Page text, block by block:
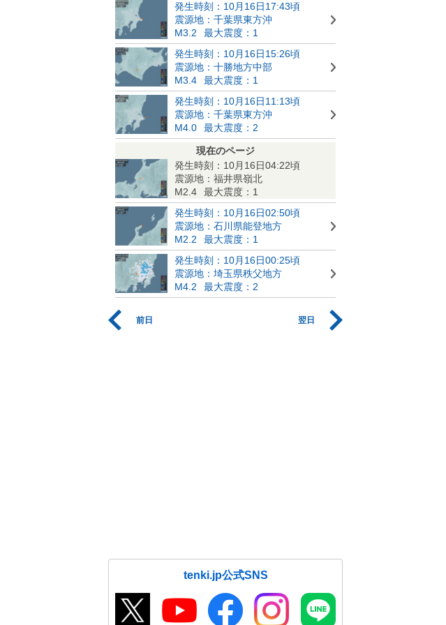
発生時刻：10月16日17:43頃
震源地：千葉県東方沖
M3.2
最大震度：1
発生時刻：10月16日15:26頃
震源地：十勝地方中部
M3.4
最大震度：1
発生時刻：10月16日11:13頃
震源地：千葉県東方沖
M4.0
最大震度：2
現在のページ
発生時刻：10月16日04:22頃
震源地：福井県嶺北
M2.4
最大震度：1
発生時刻：10月16日02:50頃
震源地：石川県能登地方
M2.2
最大震度：1
発生時刻：10月16日00:25頃
震源地：埼玉県秩父地方
M4.2
最大震度：2
前日 翌日
tenki.jp公式SNS